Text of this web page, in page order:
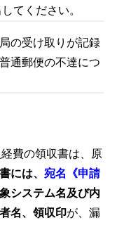
てください。
の受け取りが記録
通郵便の不達につ
費の領収書は、原
には、 宛名《申請
システム名及び内
名、領収印が、漏